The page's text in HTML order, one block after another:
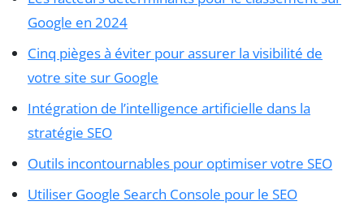
Google en 2024
Cinq pièges à éviter pour assurer la visibilité de
votre site sur Google
Intégration de l’intelligence artificielle dans la
stratégie SEO
Outils incontournables pour optimiser votre SEO
Utiliser Google Search Console pour le SEO